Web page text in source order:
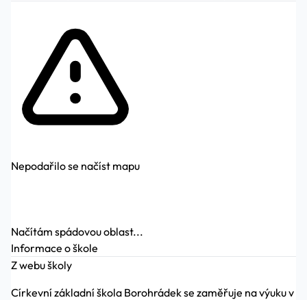
Nepodařilo se načíst mapu
Načítám spádovou oblast...
Informace o škole
Z webu školy
Církevní základní škola Borohrádek se zaměřuje na výuku v